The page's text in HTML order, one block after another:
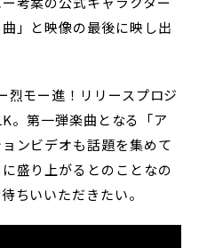
」と映像の最後に映し出
烈モー進！リリースプロジ
。第一弾楽曲となる「ア
ンビデオも話題を集めて
盛り上がるとのことなの
ちいいただきたい。